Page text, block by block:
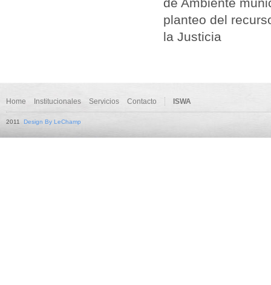
planteo del
la Justicia
Home Institucionales Servicios Contacto ISWA
2011 Design By LeChamp